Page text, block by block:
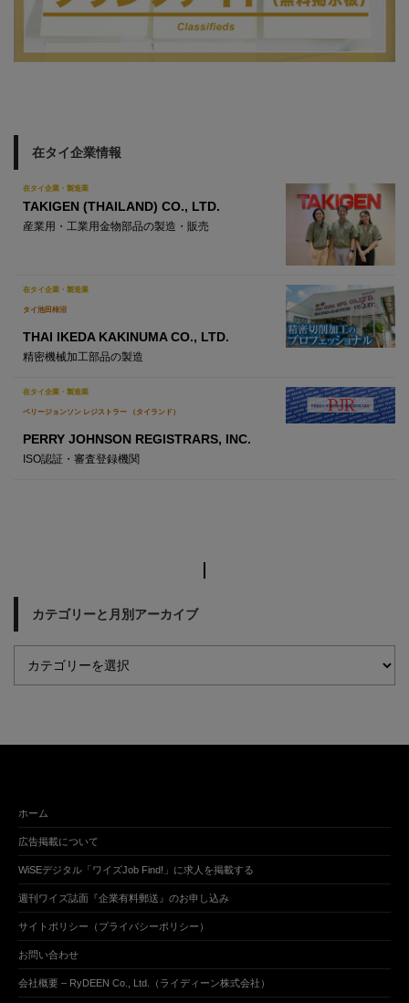
在タイ企業情報
在タイ企業・製造業
TAKIGEN (THAILAND) CO., LTD.
産業用・工業用金物部品の製造・販売
在タイ企業・製造業
タイ池田柿沼
THAI IKEDA KAKINUMA CO., LTD.
精密機械加工部品の製造
在タイ企業・製造業
ペリージョンソン レジストラー （タイランド）
PERRY JOHNSON REGISTRARS, INC.
ISO認証・審査登録機関
カテゴリーと月別アーカイブ
ホーム
広告掲載について
WiSEデジタル「ワイズJob Find!」に求人を掲載する
週刊ワイズ誌面『企業有料郵送』のお申し込み
サイトポリシー（プライバシーポリシー）
お問い合わせ
会社概要 – RyDEEN Co., Ltd.（ライディーン株式会社）